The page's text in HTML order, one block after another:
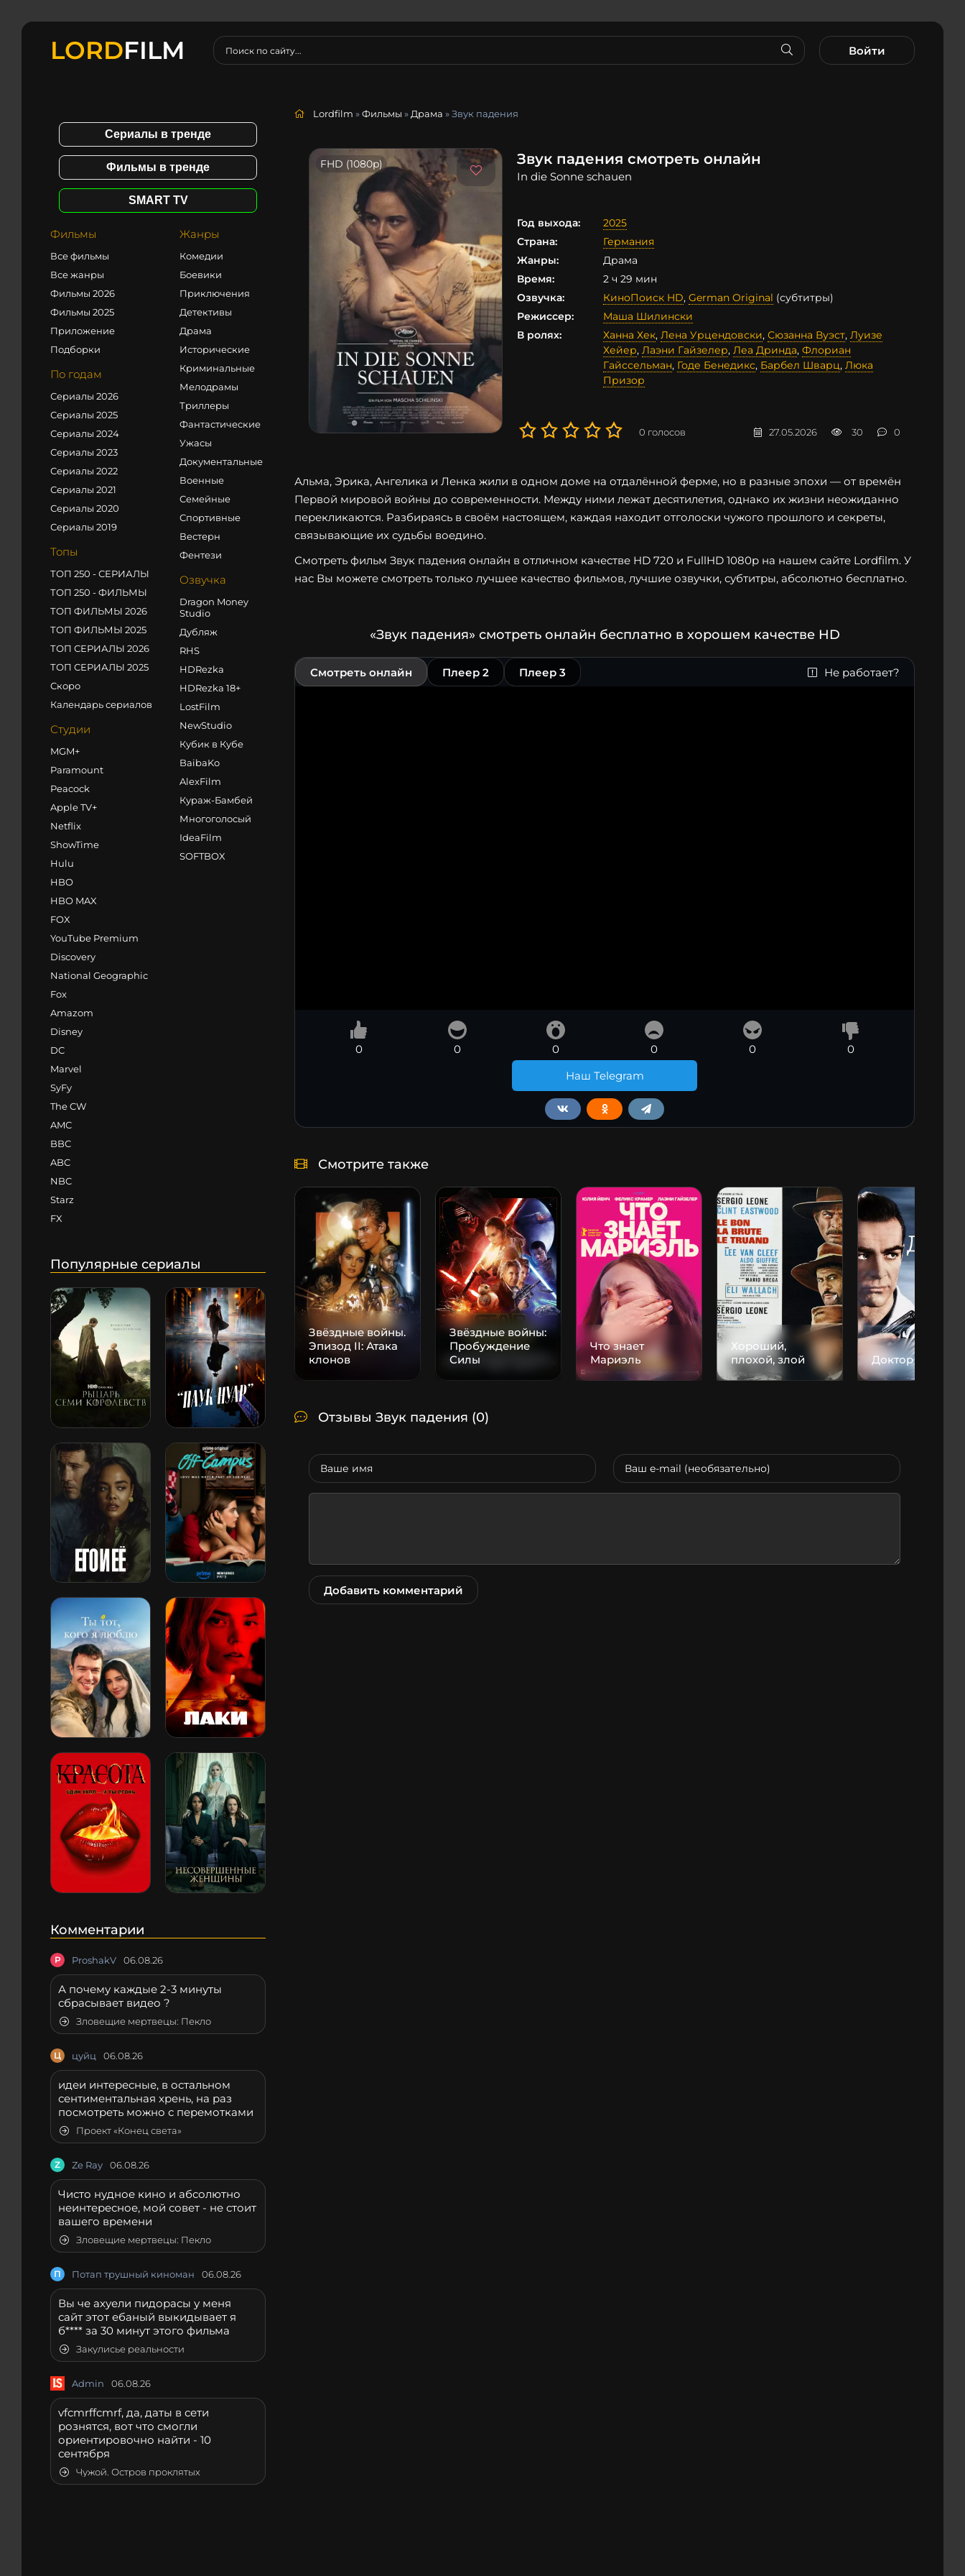
LORDFILM Войти
Сериалы в тренде
Фильмы в тренде
SMART TV
Фильмы
Все фильмы
Все жанры
Фильмы 2026
Фильмы 2025
Приложение
Подборки
По годам
Сериалы 2026
Сериалы 2025
Сериалы 2024
Сериалы 2023
Сериалы 2022
Сериалы 2021
Сериалы 2020
Сериалы 2019
Топы
ТОП 250 - СЕРИАЛЫ
ТОП 250 - ФИЛЬМЫ
ТОП ФИЛЬМЫ 2026
ТОП ФИЛЬМЫ 2025
ТОП СЕРИАЛЫ 2026
ТОП СЕРИАЛЫ 2025
Скоро
Календарь сериалов
Студии
MGM+
Paramount
Peacock
Apple TV+
Netflix
ShowTime
Hulu
HBO
HBO MAX
FOX
YouTube Premium
Discovery
National Geographic
Fox
Amazom
Disney
DC
Marvel
SyFy
The CW
AMC
BBC
ABC
NBC
Starz
FX
Жанры
Комедии
Боевики
Приключения
Детективы
Драма
Исторические
Криминальные
Мелодрамы
Триллеры
Фантастические
Ужасы
Документальные
Военные
Семейные
Спортивные
Вестерн
Фентези
Озвучка
Dragon Money
Studio
Дубляж
RHS
HDRezka
HDRezka 18+
LostFilm
NewStudio
Кубик в Кубе
BaibaKo
AlexFilm
Кураж-Бамбей
Многоголосый
IdeaFilm
SOFTBOX
Популярные сериалы
Комментарии
P ProshakV 06.08.26
А почему каждые 2-3 минуты
сбрасывает видео ?
Зловещие мертвецы: Пекло
Ц цуйц 06.08.26
идеи интересные, в остальном
сентиментальная хрень, на раз
посмотреть можно с перемотками
Проект «Конец света»
Z Ze Ray 06.08.26
Чисто нудное кино и абсолютно
неинтересное, мой совет - не стоит
вашего времени
Зловещие мертвецы: Пекло
П Потап трушный киноман 06.08.26
Вы че ахуели пидорасы у меня
сайт этот ебаный выкидывает я
б**** за 30 минут этого фильма
Закулисье реальности
Admin 06.08.26
vfcmrffcmrf, да, даты в сети
рознятся, вот что смогли
ориентировочно найти - 10
сентября
Чужой. Остров проклятых
Lordfilm »Фильмы » Драма » Звук падения
FHD (1080p) Звук падения смотреть онлайн
In die Sonne schauen
Год выхода:
2025
Страна:
Германия
Жанры:
Драма
Время:
2 ч 29 мин
Озвучка:
КиноПоиск HD, German Original (субтитры)
Режиссер:
Маша Шилински
В ролях:
Ханна Хек, Лена Урцендовски, Сюзанна Вуэст, Луизе
Хейер, Лаэни Гайзелер, Леа Дринда, Флориан
Гайссельман, Годе Бенедикс, Барбел Шварц, Люка
Призор
0 голосов 27.05.2026 30 0
Альма, Эрика, Ангелика и Ленка жили в одном доме на отдалённой ферме, но в разные эпохи — от времён
Первой мировой войны до современности. Между ними лежат десятилетия, однако их жизни неожиданно
перекликаются. Разбираясь в своём настоящем, каждая находит отголоски чужого прошлого и секреты,
связывающие их судьбы воедино.
Смотреть фильм Звук падения онлайн в отличном качестве HD 720 и FullHD 1080p на нашем сайте Lordfilm. У
нас Вы можете смотреть только лучшее качество фильмов, лучшие озвучки, субтитры, абсолютно бесплатно.
«Звук падения» смотреть онлайн бесплатно в хорошем качестве HD
Смотреть онлайн Плеер 2 Плеер 3 Не работает?
0 0 0 0 0
0
Наш Telegram
Смотрите также
Звёздные войны.
Эпизод II: Атака
клонов
Звёздные войны:
Пробуждение
Силы
Что знает
Мариэль
Хороший,
плохой, злой
Доктор Ноу
Отзывы Звук падения (0)
Добавить комментарий